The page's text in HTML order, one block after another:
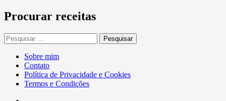
Procurar receitas
Pesquisar
por:
Sobre mim
Contato
Política de Privacidade e Cookies
Termos e Condições